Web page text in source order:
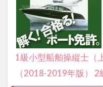
1級小型船舶操縦士（
（2018-2019年版）